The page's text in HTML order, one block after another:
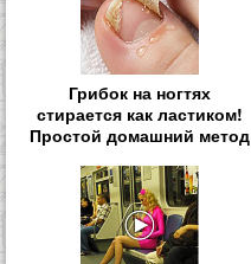
Грибок на ногтях
стирается как ластиком!
Простой домашний метод